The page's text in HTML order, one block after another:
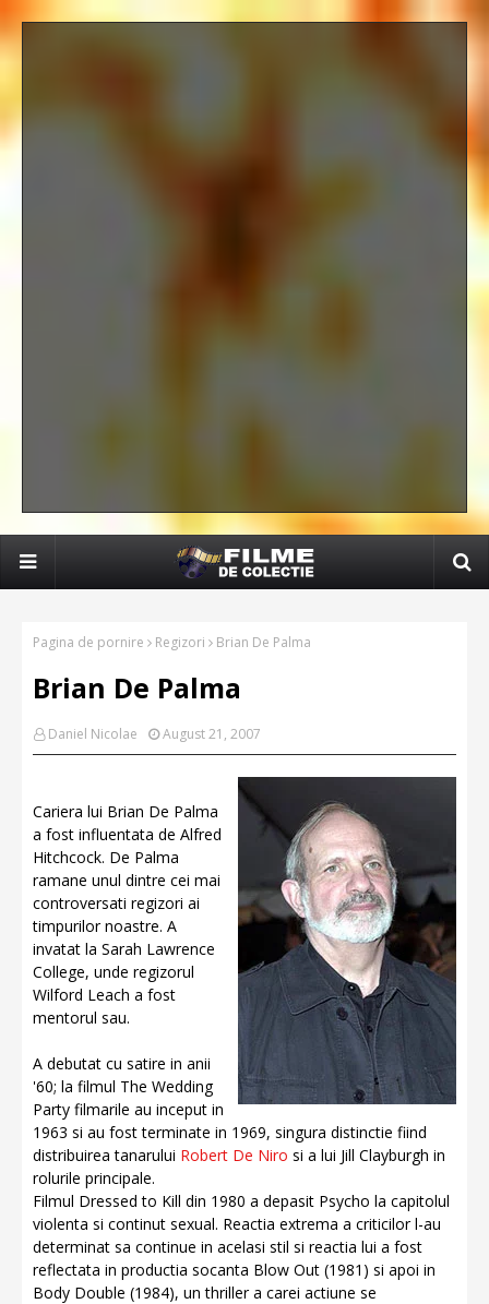
Pagina de pornire Regizori Brian De Palma
Brian De Palma
Daniel Nicolae August 21, 2007
Cariera lui Brian De Palma
a fost influentata de Alfred
Hitchcock. De Palma
ramane unul dintre cei mai
controversati regizori ai
timpurilor noastre. A
invatat la Sarah Lawrence
College, unde regizorul
Wilford Leach a fost
mentorul sau.
A debutat cu satire in anii
'60; la filmul The Wedding
Party filmarile au inceput in
1963 si au fost terminate in 1969, singura distinctie fiind
distribuirea tanarului Robert De Niro si a lui Jill Clayburgh in
rolurile principale.
Filmul Dressed to Kill din 1980 a depasit Psycho la capitolul
violenta si continut sexual. Reactia extrema a criticilor l-au
determinat sa continue in acelasi stil si reactia lui a fost
reflectata in productia socanta Blow Out (1981) si apoi in
Body Double (1984), un thriller a carei actiune se